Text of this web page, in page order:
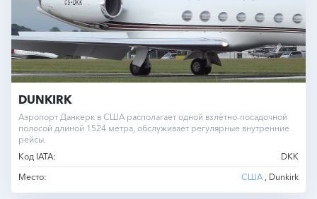
DUNKIRK
Аэропорт Данкерк в США располагает одной взлётно-посадочной
полосой длиной 1524 метра, обслуживает регулярные внутренние
рейсы.
Код IATA:
DKK
Место:
США , Dunkirk